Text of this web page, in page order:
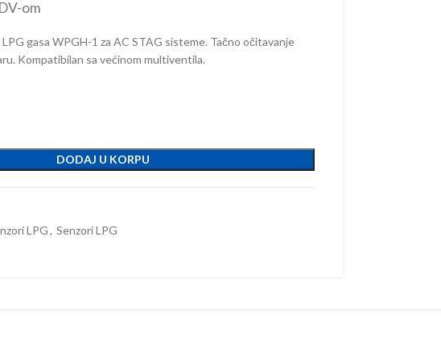
om
gasa WPGH-1 za AC STAG sisteme. Tačno očitavanje
Kompatibilan sa većinom multiventila.
DODAJ U KORPU
LPG, Senzori LPG